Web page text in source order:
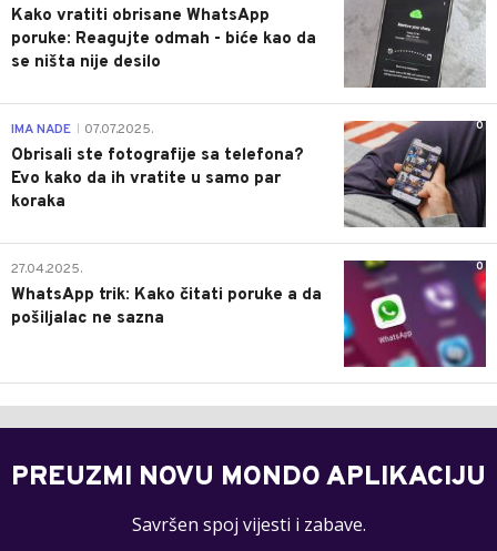
Kako vratiti obrisane WhatsApp
poruke: Reagujte odmah - biće kao da
se ništa nije desilo
0
IMA NADE 07.07.2025.
Obrisali ste fotografije sa telefona?
Evo kako da ih vratite u samo par
koraka
0
27.04.2025.
WhatsApp trik: Kako čitati poruke a da
pošiljalac ne sazna
PREUZMI NOVU MONDO APLIKACIJU
Savršen spoj vijesti i zabave.